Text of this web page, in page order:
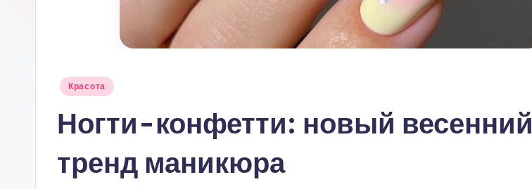
Опубликовано
Красота
Ногти-конфетти: новый весенний
тренд маникюра